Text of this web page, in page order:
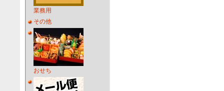
業務用
その他
おせち